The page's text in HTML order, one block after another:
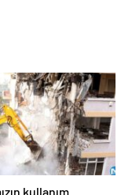
kullanım